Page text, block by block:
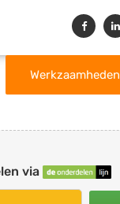
Werkzaamheden
via